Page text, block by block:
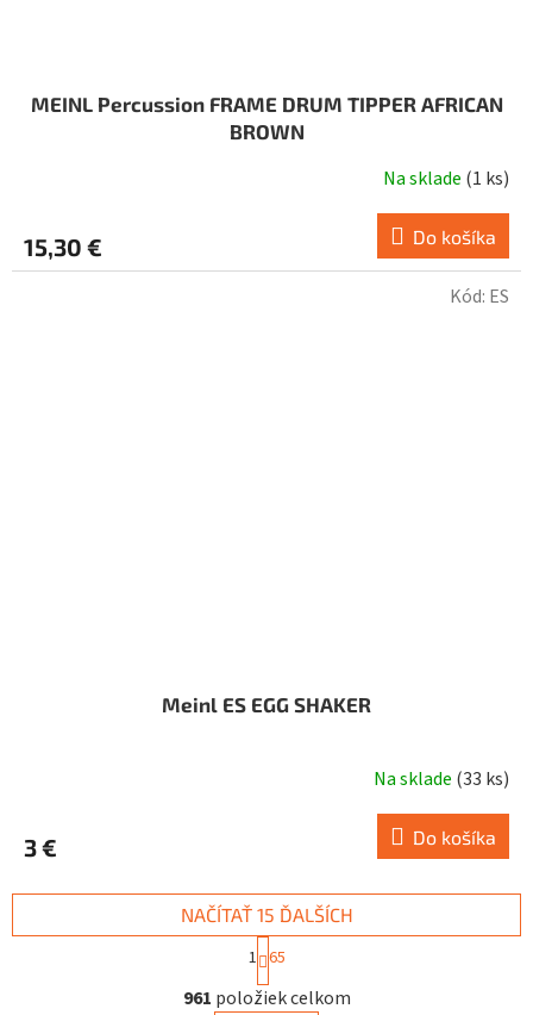
MEINL Percussion FRAME DRUM TIPPER AFRICAN
BROWN
Na sklade (1 ks)
15,30 € Do košíka
Meinl ES EGG SHAKER
Na sklade (33 ks)
3 € Do košíka
Kód: ES
O
v
NAČÍTAŤ 15 ĎALŠÍCH
t
r
á
1 65
961 položiek celkom